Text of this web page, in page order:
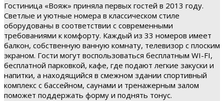
Гостиница «Вояж» приняла первых гостей в 2013 году.
Светлые и уютные номера в классическом стиле
оборудованы в соответствии с современными
требованиями к комфорту. Каждый из 33 номеров имеет
балкон, собственную ванную комнату, телевизор с плоским
экраном. Гости могут воспользоваться бесплатным WI-FI,
бесплатной парковкой, кафе, где подают легкие закуски и
напитки, а находящийся в смежном здании спортивный
комплекс с бассейном, саунами и тренажерным залом
поможет поддержать форму и поднять тонус.